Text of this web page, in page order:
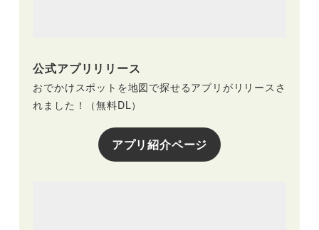
公式アプリリリース
おでかけスポットを地図で探せるアプリがリリースさ
れました！（無料DL）
アプリ紹介ページ